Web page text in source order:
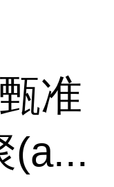
准
(a...